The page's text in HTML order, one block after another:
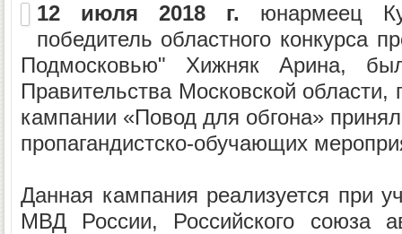
12 июля 2018 г. юнармеец
победитель областного конкурса
Подмосковью" Хижняк Арина,
Правительства Московской области,
кампании «Повод для обгона»
пропагандистско-обучающих
Данная кампания реализуется при
МВД России, Российского союза